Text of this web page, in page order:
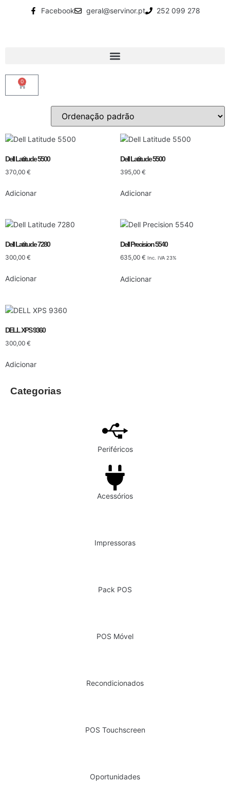
Facebook geral@servinor.pt 252 099 278
0
Dell Latitude 5500
370,00 €
Adicionar
Dell Latitude 5500
395,00 €
Adicionar
Dell Latitude 7280
300,00 €
Adicionar
Dell Precision 5540
635,00 € Inc. IVA 23%
Adicionar
DELL XPS 9360
300,00 €
Adicionar
Categorias
Periféricos
Acessórios
Impressoras
Pack POS
POS Móvel
Recondicionados
POS Touchscreen
Oportunidades